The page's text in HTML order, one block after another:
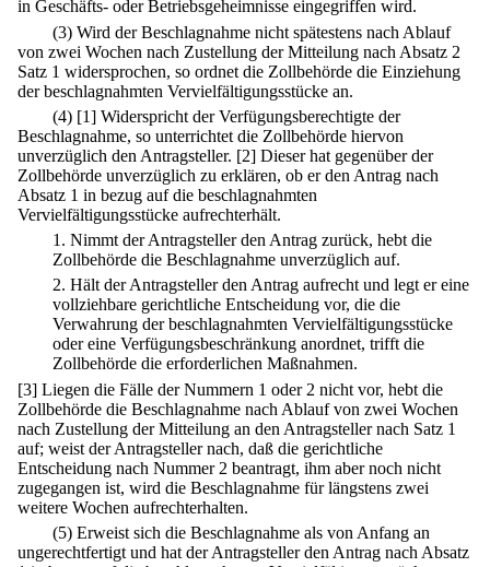
in Geschäfts- oder Betriebsgeheimnisse eingegriffen wird.
(3) Wird der Beschlagnahme nicht spätestens nach Ablauf
von zwei Wochen nach Zustellung der Mitteilung nach Absatz 2
Satz 1 widersprochen, so ordnet die Zollbehörde die Einziehung
der beschlagnahmten Vervielfältigungsstücke an.
(4) [1] Widerspricht der Verfügungsberechtigte der
Beschlagnahme, so unterrichtet die Zollbehörde hiervon
unverzüglich den Antragsteller. [2] Dieser hat gegenüber der
Zollbehörde unverzüglich zu erklären, ob er den Antrag nach
Absatz 1 in bezug auf die beschlagnahmten
Vervielfältigungsstücke aufrechterhält.
1. Nimmt der Antragsteller den Antrag zurück, hebt die
Zollbehörde die Beschlagnahme unverzüglich auf.
2. Hält der Antragsteller den Antrag aufrecht und legt er eine
vollziehbare gerichtliche Entscheidung vor, die die
Verwahrung der beschlagnahmten Vervielfältigungsstücke
oder eine Verfügungsbeschränkung anordnet, trifft die
Zollbehörde die erforderlichen Maßnahmen.
[3] Liegen die Fälle der Nummern 1 oder 2 nicht vor, hebt die
Zollbehörde die Beschlagnahme nach Ablauf von zwei Wochen
nach Zustellung der Mitteilung an den Antragsteller nach Satz 1
auf; weist der Antragsteller nach, daß die gerichtliche
Entscheidung nach Nummer 2 beantragt, ihm aber noch nicht
zugegangen ist, wird die Beschlagnahme für längstens zwei
weitere Wochen aufrechterhalten.
(5) Erweist sich die Beschlagnahme als von Anfang an
ungerechtfertigt und hat der Antragsteller den Antrag nach Absatz